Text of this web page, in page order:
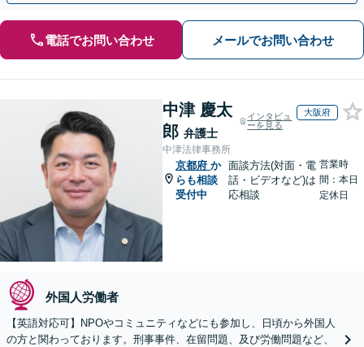
電話でお問い合わせ メールでお問い合わせ
中津 慶太
郎 弁護士
インタビュ
ーを見る
大阪府
中津法律事務所
京都府 か
らも相談
受付中
面談方法(対面・電
話・ビデオなど)は
応相談
営業時
間：本日
定休日
外国人労働者
【英語対応可】NPOやコミュニティなどにも参加し、日頃から外国人
の方と関わっております。刑事事件、在留問題、及び労働問題など、